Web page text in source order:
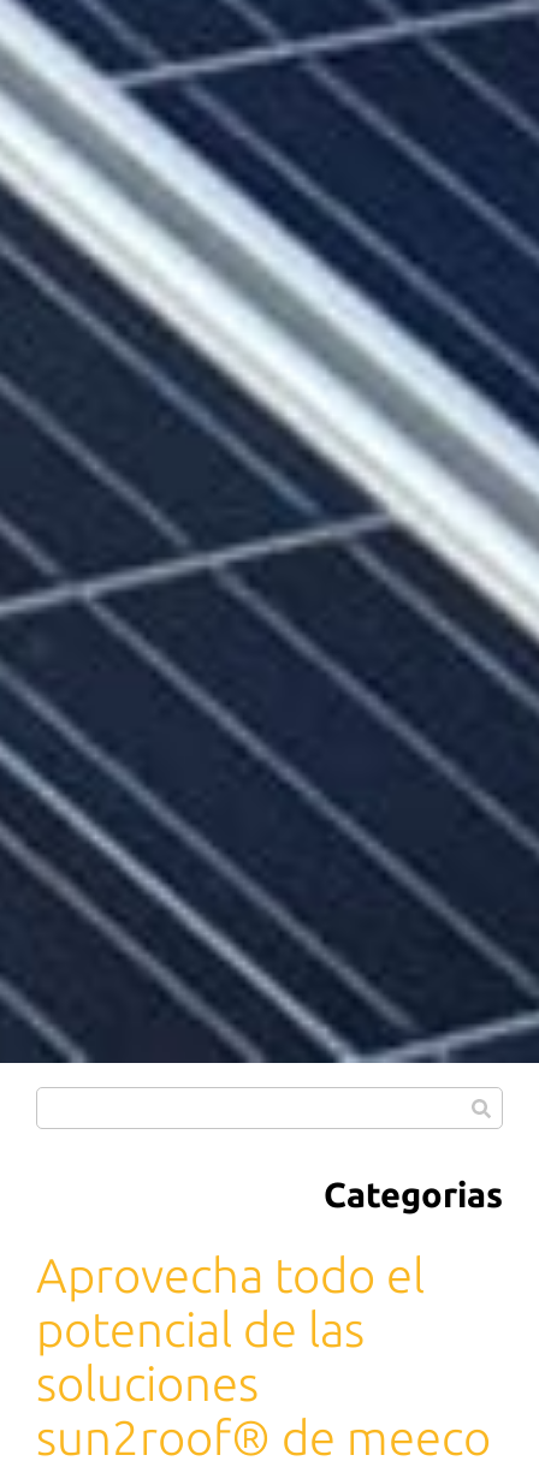
Aprovecha todo el
potencial de las
soluciones
sun2roof® de meeco
Categorias